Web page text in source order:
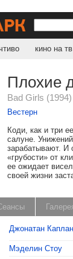
кино на тв
Плохие
Bad Girls (1994)
Вестерн
Коди, как и три
салуне.
зарабатывают.
«грубости» от
ее ожидает
своей жизни
Джонатан Каплан
Мэделин Стоу